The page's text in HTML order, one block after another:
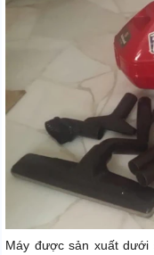
Máy được sản xuất